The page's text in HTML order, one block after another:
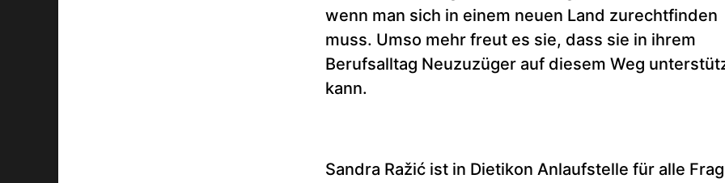
wenn man sich in einem neuen Land zurechtfinden
muss. Umso mehr freut es sie, dass sie in ihrem
Berufsalltag Neuzuzüger auf diesem Weg
kann.
Sandra Ražić ist in Dietikon Anlaufstelle für alle